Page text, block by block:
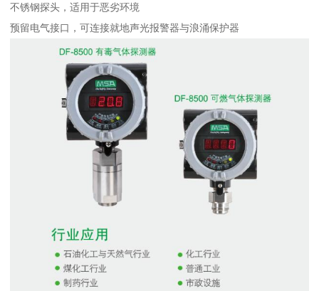
不锈钢探头，适用于恶劣环境
预留电气接口，可连接就地声光报警器与浪涌保护器